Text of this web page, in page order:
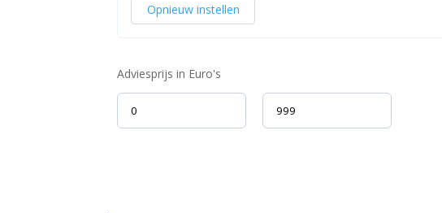
Opnieuw instellen
Adviesprijs in Euro's